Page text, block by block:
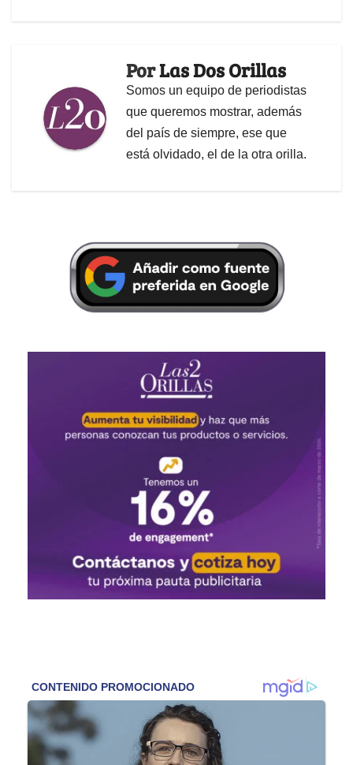
PorLas Dos Orillas
Somos un equipo de periodistas
que queremos mostrar, además
del país de siempre, ese que
está olvidado, el de la otra orilla.